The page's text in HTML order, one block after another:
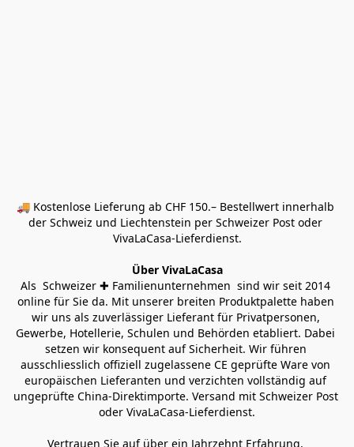
🚚 Kostenlose Lieferung ab CHF 150.– Bestellwert innerhalb
der Schweiz und Liechtenstein per Schweizer Post oder
VivaLaCasa-Lieferdienst.
Über VivaLaCasa
Als  Schweizer ✚ Familienunternehmen  sind wir seit 2014
online für Sie da. Mit unserer breiten Produktpalette haben
wir uns als zuverlässiger Lieferant für Privatpersonen,
Gewerbe, Hotellerie, Schulen und Behörden etabliert. Dabei
setzen wir konsequent auf Sicherheit. Wir führen
ausschliesslich offiziell zugelassene CE geprüfte Ware von
europäischen Lieferanten und verzichten vollständig auf
ungeprüfte China-Direktimporte. Versand mit Schweizer Post
oder VivaLaCasa-Lieferdienst.
Vertrauen Sie auf über ein Jahrzehnt Erfahrung,